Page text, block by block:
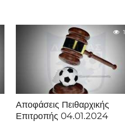
Αποφάσεις Πειθαρχικής
Επιτροπής 04.01.2024